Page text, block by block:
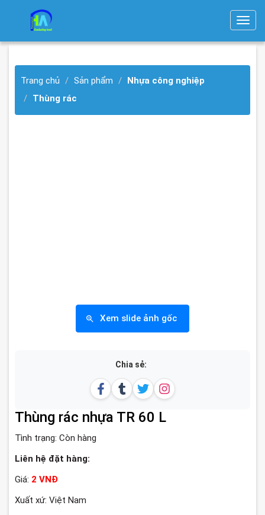
T
g
Trang chủ Sản phẩm
Nhựa công nghiệp
Thùng rác
Xem slide ảnh gốc
Chia sẻ:
Thùng rác nhựa TR 60 L
Tình trạng: Còn hàng
Liên hệ đặt hàng:
Giá: 2 VNĐ
Xuất xứ: Việt Nam